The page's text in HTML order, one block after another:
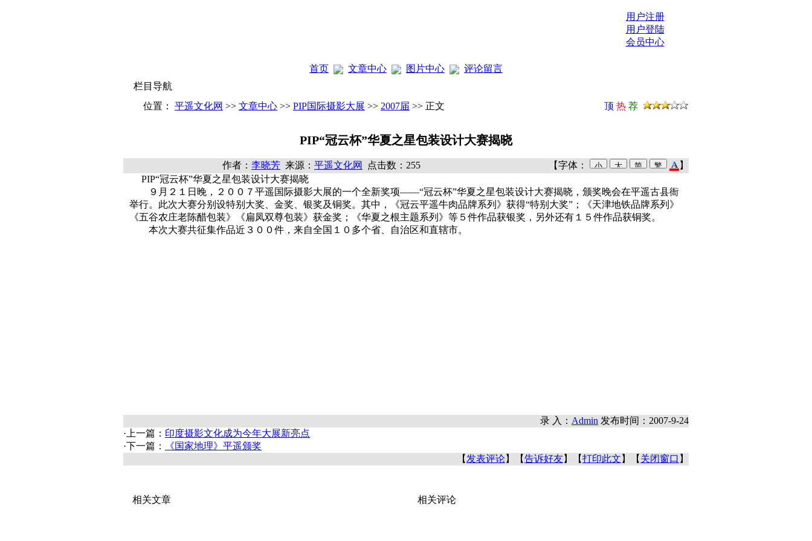
用户注册
用户登陆
会员中心
首页 文章中心 图片中心
评论留言
栏目导航
位置： 平遥文化网 >> 文章中心 >> PIP国际摄影大展 >> 2007届 >> 正文 顶 热 荐
PIP“冠云杯”华夏之星包装设计大赛揭晓
作者： 李晓芳 来源： 平遥文化网 点击数：255 【字体：
】
PIP“冠云杯”华夏之星包装设计大赛揭晓
９月２１日晚，２００７平遥国际摄影大展的一个全新奖项——“冠云杯”华夏之星包装设计大赛揭晓，颁奖晚会在平遥古县衙
举行。此次大赛分别设特别大奖、金奖、银奖及铜奖。其中，《冠云平遥牛肉品牌系列》获得“特别大奖”；《天津地铁品牌系列》
《五谷农庄老陈醋包装》《扁凤双尊包装》获金奖；《华夏之根主题系列》等５件作品获银奖，另外还有１５件作品获铜奖。
本次大赛共征集作品近３００件，来自全国１０多个省、自治区和直辖市。
录 入： Admin 发布时间：2007-9-24
·上一篇： 印度摄影文化成为今年大展新亮点
·下一篇：
《国家地理》平遥颁奖
【 发表评论】【告诉好友】【打印此文 】【 关闭窗口 】
相关文章 相关评论